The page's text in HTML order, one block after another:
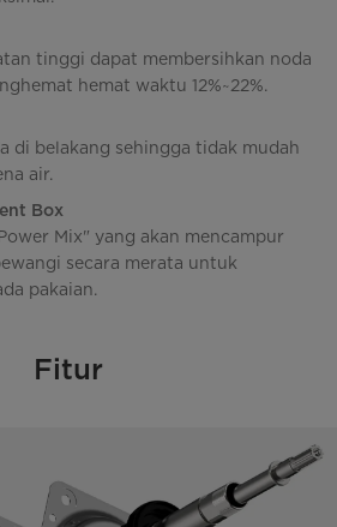
tinggi dapat membersihkan noda
hemat waktu 12%~22%.
di belakang sehingga tidak mudah
air.
Box
Mix" yang akan mencampur
secara merata untuk
pakaian.
Fitur